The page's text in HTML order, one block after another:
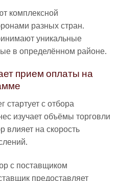
комплексной
разных стран.
уникальные
в определённом районе.
прием оплаты на
стартует с отбора
изучает объёмы торговли
на скорость
с поставщиком
предоставляет